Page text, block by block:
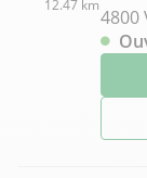
12.47 km
4800